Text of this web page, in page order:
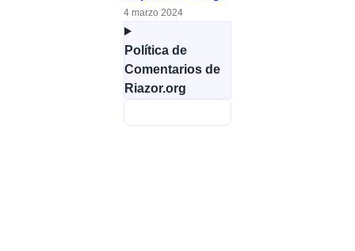
4 marzo 2024
Política de
Comentarios de
Riazor.org